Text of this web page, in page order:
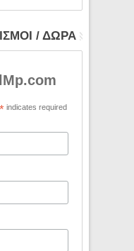
/ ΔΩΡΑ
*indicates required